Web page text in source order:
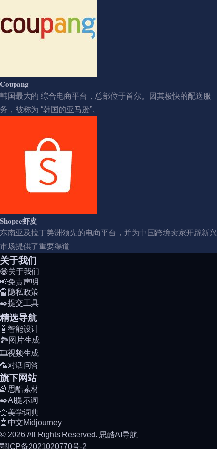
Coupang
韩国最大的 综合电商平台，总部位于首尔。因其极快的配送服
务，被称为 “韩国的亚马逊”。
Shopee虾皮
东南亚及拉丁美洲领先的电商平台，并为中国跨境卖家开辟新兴
市场提供了重要渠道
关于我们
😁关于我们
📢免责声明
🔏隐私政策
✒️提交工具
精选导航
🤖智能设计
🏞️图片生成
🎞️视频生成
🦜对话问答
旗下网站
🌈思酷素材
✒️AI提示词
🌼美学词典
🤖中文Midjourney
© 2026 All Rights Reserved. 思酷AI导航
鄂ICP备2021020770号-2